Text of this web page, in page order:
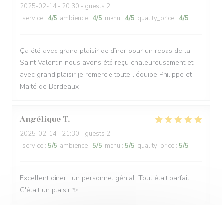
2025-02-14 - 20:30 - guests 2
service : 4/5 ambience : 4/5 menu : 4/5 quality_price : 4/5
Ça été avec grand plaisir de dîner pour un repas de la
Saint Valentin nous avons été reçu chaleureusement et
avec grand plaisir je remercie toute l'équipe Philippe et
Maïté de Bordeaux
Angélique T
2025-02-14 - 21:30 - guests 2
service : 5/5 ambience : 5/5 menu : 5/5 quality_price : 5/5
Excellent dîner , un personnel génial. Tout était parfait !
C'était un plaisir ✨️